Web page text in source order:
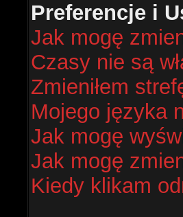
Preferencje i
Jak mogę
Czasy nie są
Zmieniłem
Mojego języka
Jak mogę
Jak mogę
Kiedy klikam